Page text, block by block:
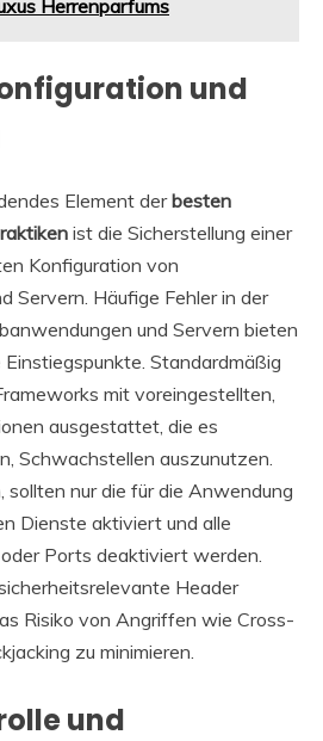
Herrenparfums
und
Element derbesten
ist die Sicherstellung einer
Konfiguration von
Servern. Häufige Fehler in der
und Servern bieten
Standardmäßig
mit voreingestellten,
ausgestattet, die es
Schwachstellen auszunutzen.
sollten nur die für die Anwendung
Dienste aktiviert und alle
Ports deaktiviert werden.
Header
Risiko von Angriffen wie Cross-
zu minimieren.
und